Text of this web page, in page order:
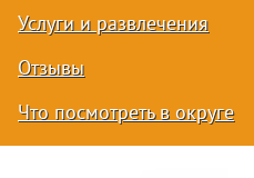
Услуги и развлечения
Отзывы
Что посмотреть в округе